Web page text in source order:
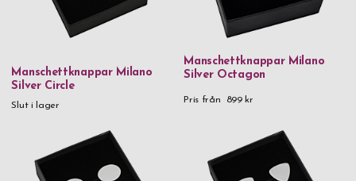
Manschettknappar Milano
Silver Circle
Slut i lager
Manschettknappar Milano
Silver Octagon
Pris från 899 kr